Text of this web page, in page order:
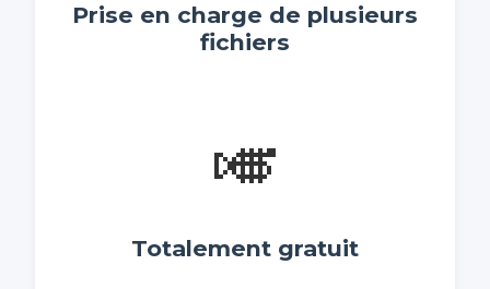
Prise en charge de plusieurs
fichiers
🎺
Totalement gratuit